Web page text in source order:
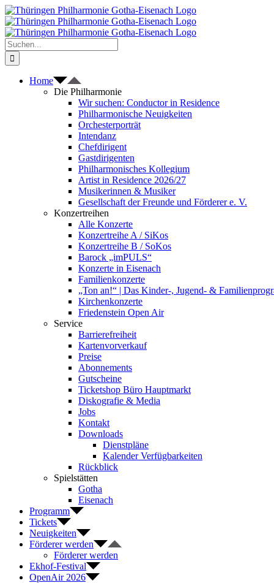
Zum
Inhalt
springen
Suche
nach:
Home
Die Philharmonie
Wir suchen: Conductor in Residence
Philharmonische Neuigkeiten
Orchesterporträt
Intendanz
Chefdirigent
Gastdirigenten
Philharmonisches Kollegium
Artist in Residence 2026/27
Musikerinnen & Musiker
Gesellschaft der Freunde und Förderer e. V.
Konzertreihen
Alle Konzerte
Konzertreihe A / SiKos
Konzertreihe B / SoKos
Barock „imPULS“
Konzerte in Eisenach
Familienkonzerte
„Ton an!“ | Das Kinder-, Jugend- &
Kirchenkonzerte
Friedenstein Open Air
Service
Barrierefreiheit
Kartenvorverkauf
Preise
Abonnements
Gutscheine
Ticketshop Büro Hauptmarkt
Diskografie & Media
Jobs
Kontakt
Downloads
Dienstpläne
Kalender Verfügbarkeiten
Rückblick
Spielstätten
Gotha
Eisenach
Programm
Tickets
Neuigkeiten
Förderer werden
Förderer werden
Ekhof-Festival
OpenAir 2026